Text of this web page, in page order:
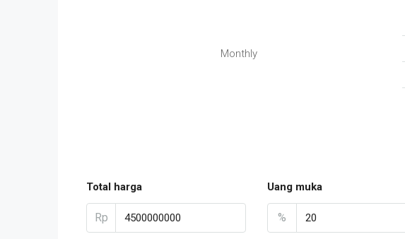
Monthly
Total harga
Rp
Uang muka
%